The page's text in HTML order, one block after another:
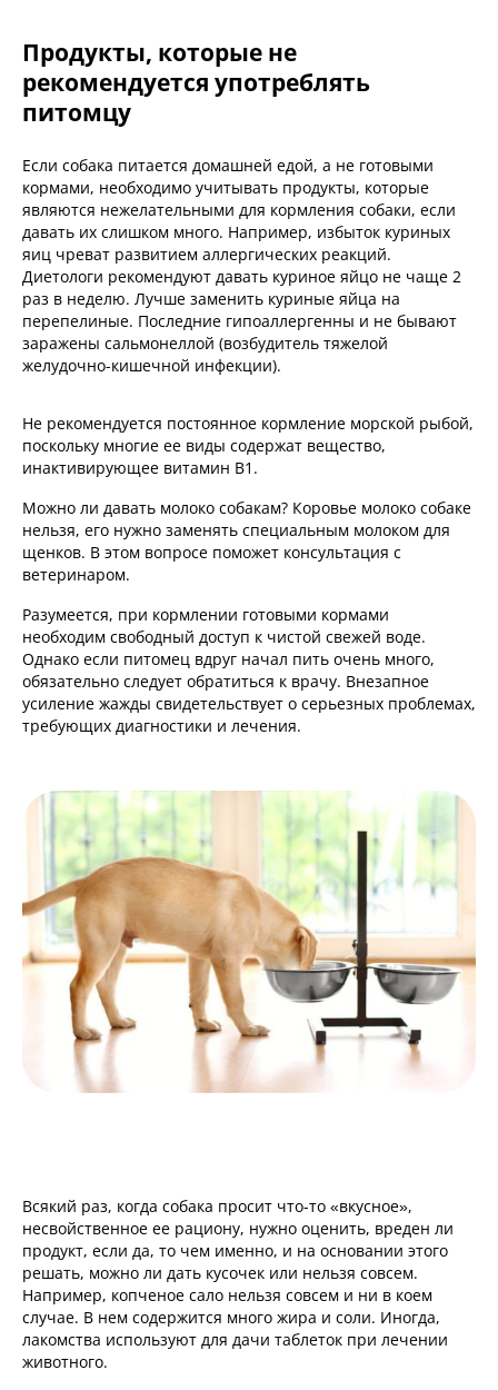
Продукты, которые не
рекомендуется употреблять
питомцу
Если собака питается домашней едой, а не готовыми
кормами, необходимо учитывать продукты, которые
являются нежелательными для кормления собаки, если
давать их слишком много. Например, избыток куриных
яиц чреват развитием аллергических реакций.
Диетологи рекомендуют давать куриное яйцо не чаще 2
раз в неделю. Лучше заменить куриные яйца на
перепелиные. Последние гипоаллергенны и не бывают
заражены сальмонеллой (возбудитель тяжелой
желудочно-кишечной инфекции).
Не рекомендуется постоянное кормление морской рыбой,
поскольку многие ее виды содержат вещество,
инактивирующее витамин B1.
Можно ли давать молоко собакам? Коровье молоко собаке
нельзя, его нужно заменять специальным молоком для
щенков. В этом вопросе поможет консультация с
ветеринаром.
Разумеется, при кормлении готовыми кормами
необходим свободный доступ к чистой свежей воде.
Однако если питомец вдруг начал пить очень много,
обязательно следует обратиться к врачу. Внезапное
усиление жажды свидетельствует о серьезных проблемах,
требующих диагностики и лечения.
Всякий раз, когда собака просит что-то «вкусное»,
несвойственное ее рациону, нужно оценить, вреден ли
продукт, если да, то чем именно, и на основании этого
решать, можно ли дать кусочек или нельзя совсем.
Например, копченое сало нельзя совсем и ни в коем
случае. В нем содержится много жира и соли. Иногда,
лакомства используют для дачи таблеток при лечении
животного.